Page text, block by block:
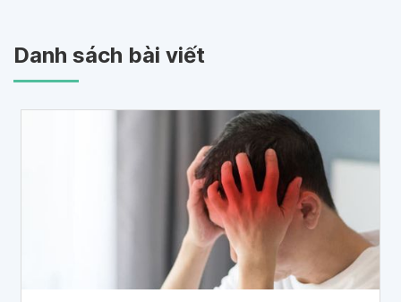
Danh sách bài viết